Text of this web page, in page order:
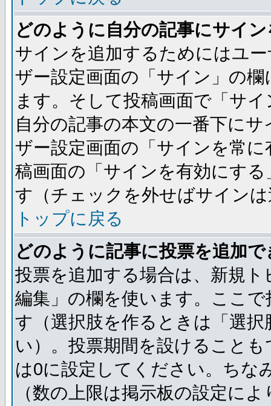
どのように自分の記事にサイ
サインを追加するためにはユ
ザー設定画面の「サイン」の
ます。そして投稿画面で「サ
自分の記事の本文の一番下に
ザー設定画面の「サインを常
稿画面の「サインを有効にす
す（チェックを外せばサイン
トップに戻る
どのように記事に投票を追加
投票を追加する場合は、新規
編集」の欄を使います。ここ
す（選択肢を作るときは「選
い）。投票期間を設けること
は0に設定してください。ちな
（数の上限は掲示板の設定に